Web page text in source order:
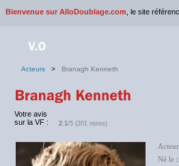
Bienvenue sur AlloDoublage.com , le site
Acteurs > Branagh Kenneth
Votre avis
sur la VF :
2.1/5 (201 notes)
Acteur
Né le